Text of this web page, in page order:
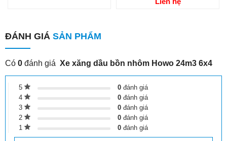
ĐÁNH GIÁ SẢN PHẨM
Có 0 đánh giá Xe xăng dầu bồn nhôm Howo 24m3 6x4
5 0 đánh giá
4
0 đánh giá
3
0 đánh giá
2
0 đánh giá
1
0 đánh giá